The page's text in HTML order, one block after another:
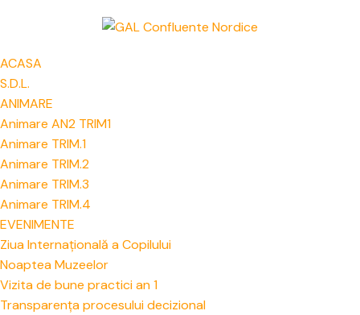
ACASA
S.D.L.
ANIMARE
Animare AN2 TRIM1
Animare TRIM.1
Animare TRIM.2
Animare TRIM.3
Animare TRIM.4
EVENIMENTE
Ziua Internațională a Copilului
Noaptea Muzeelor
Vizita de bune practici an 1
Transparența procesului decizional